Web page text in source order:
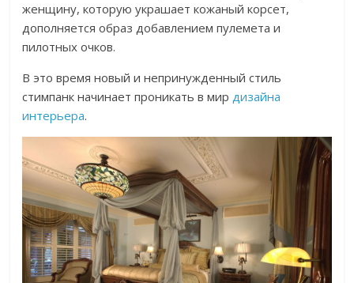
женщину, которую украшает кожаный корсет,
дополняется образ добавлением пулемета и
пилотных очков.
В это время новый и непринужденный стиль
стимпанк начинает проникать в мирдизайна
интерьера.